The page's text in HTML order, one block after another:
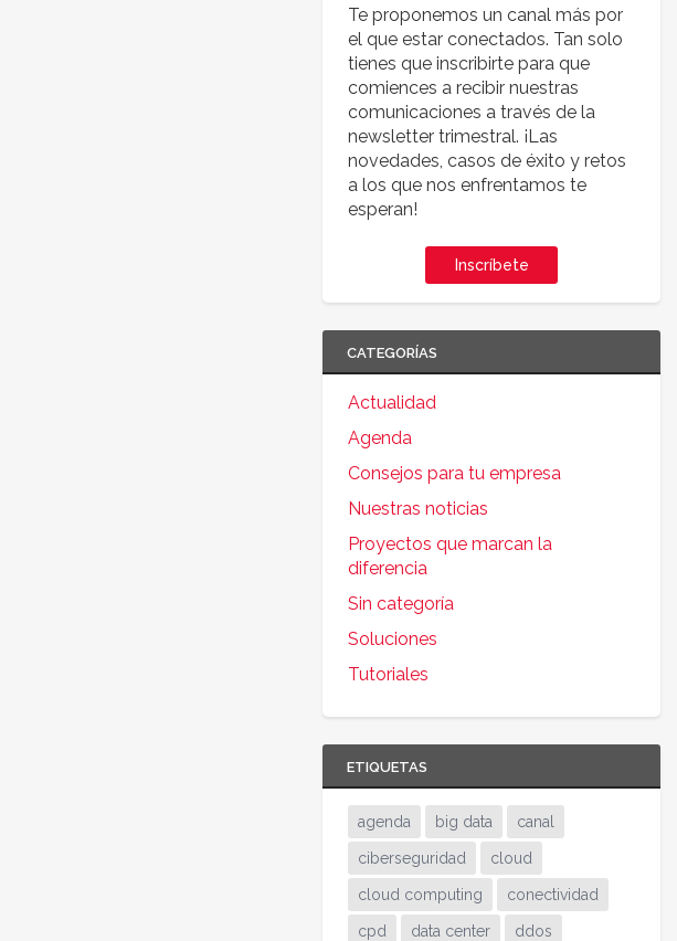
Te proponemos un canal más por
el que estar conectados. Tan solo
tienes que inscribirte para que
comiences a recibir nuestras
comunicaciones a través de la
newsletter trimestral. ¡Las
novedades, casos de éxito y retos
a los que nos enfrentamos te
esperan!
Inscríbete
CATEGORÍAS
Actualidad
Agenda
Consejos para tu empresa
Nuestras noticias
Proyectos que marcan la
diferencia
Sin categoría
Soluciones
Tutoriales
ETIQUETAS
agenda big data canal
ciberseguridad cloud
cloud computing conectividad
cpd data center ddos